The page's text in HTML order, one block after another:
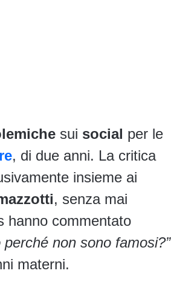
sui social per le
, di due anni. La critica
insieme ai
, senza mai
hanno commentato
non sono famosi?”
materni.